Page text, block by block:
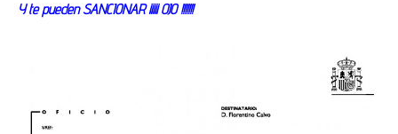
Y te pueden SANCIONAR ¡¡¡¡¡ OJO !!!!!!!